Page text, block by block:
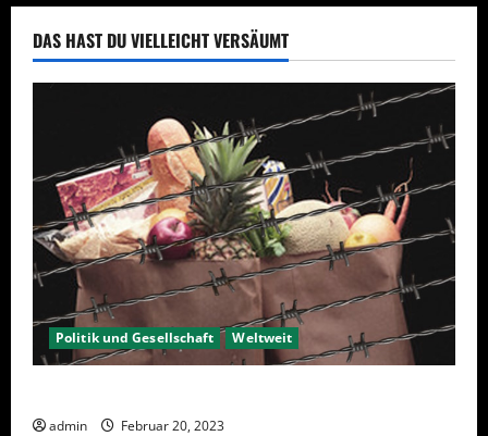
drin
DAS HAST DU VIELLEICHT VERSÄUMT
Politik und Gesellschaft Weltweit
admin Februar 20, 2023